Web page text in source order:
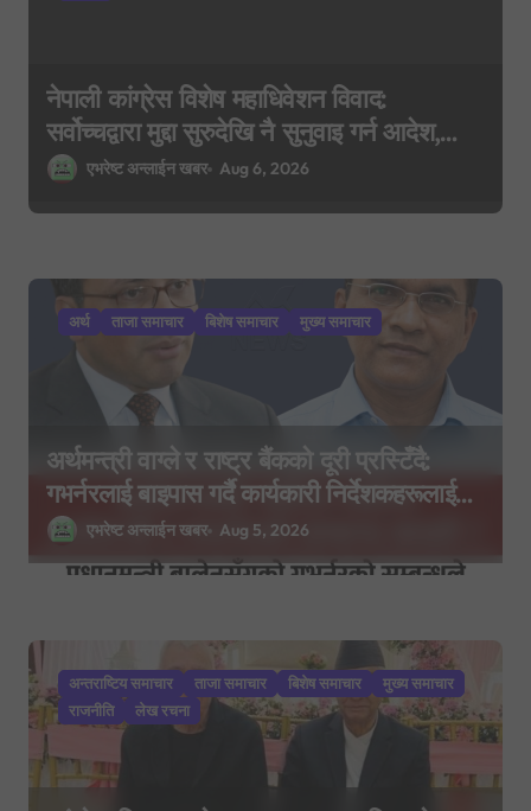
नेपाली कांग्रेस विशेष महाधिवेशन विवाद:
सर्वोच्चद्वारा मुद्दा सुरुदेखि नै सुनुवाइ गर्न आदेश,
पुरानो फैसला पुनरावलोकन हुने
एभरेष्ट अन्लाईन खबर Aug 6, 2026
अर्थ ताजा समाचार बिशेष समाचार मुख्य समाचार
अर्थमन्त्री वाग्ले र राष्ट्र बैंकको दूरी प्रस्टिँदै:
गभर्नरलाई बाइपास गर्दै कार्यकारी निर्देशकहरूलाई
मन्त्रालय बोलाइयो
एभरेष्ट अन्लाईन खबर Aug 5, 2026
अन्तराष्टिय समाचार ताजा समाचार बिशेष समाचार
मुख्य समाचार
राजनीति
लेख रचना